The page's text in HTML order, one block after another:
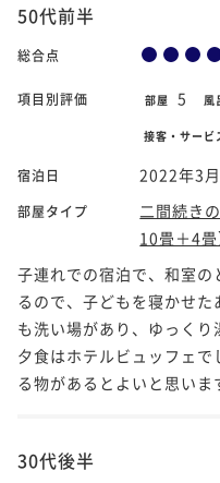
50代前半
総合点
項目別評価 部屋 5 風
接客・サービ
宿泊日 2022年3
部屋タイプ
二間続き
10畳＋4畳
子連れでの宿泊で、和室
るので、子どもを寝かせ
も洗い場があり、ゆっくり
夕食はホテルビュッフェ
る物があるとよいと思いま
30代後半